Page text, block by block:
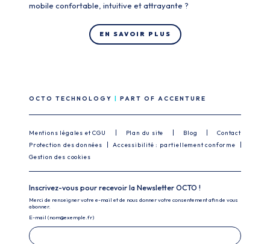
mobile confortable, intuitive et attrayante ?
EN SAVOIR PLUS
OCTO TECHNOLOGY PART OF ACCENTURE
Mentions légales et CGU Plan du site Blog
Contact
Protection des données
Accessibilité : partiellement conforme
Gestion des cookies
Inscrivez-vous pour recevoir la Newsletter OCTO !
Merci de renseigner votre e-mail et de nous donner votre consentement afin de vous
abonner.
E-mail (nom@exemple.fr)